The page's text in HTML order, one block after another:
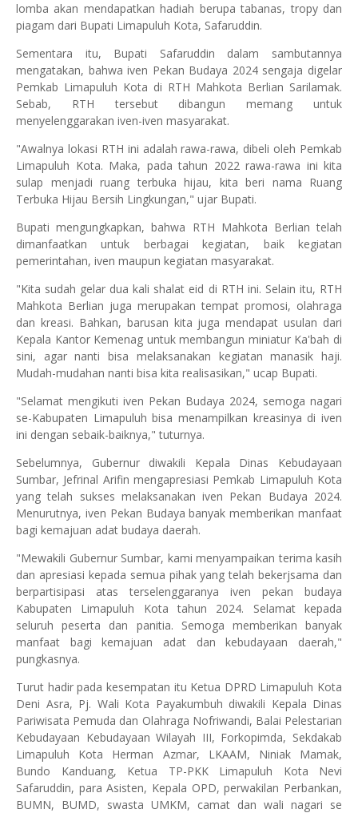
lomba akan mendapatkan hadiah berupa tabanas, tropy dan
piagam dari Bupati Limapuluh Kota, Safaruddin.
Sementara itu, Bupati Safaruddin dalam sambutannya
mengatakan, bahwa iven Pekan Budaya 2024 sengaja digelar
Pemkab Limapuluh Kota di RTH Mahkota Berlian Sarilamak.
Sebab, RTH tersebut dibangun memang untuk
menyelenggarakan iven-iven masyarakat.
"Awalnya lokasi RTH ini adalah rawa-rawa, dibeli oleh Pemkab
Limapuluh Kota. Maka, pada tahun 2022 rawa-rawa ini kita
sulap menjadi ruang terbuka hijau, kita beri nama Ruang
Terbuka Hijau Bersih Lingkungan," ujar Bupati.
Bupati mengungkapkan, bahwa RTH Mahkota Berlian telah
dimanfaatkan untuk berbagai kegiatan, baik kegiatan
pemerintahan, iven maupun kegiatan masyarakat.
"Kita sudah gelar dua kali shalat eid di RTH ini. Selain itu, RTH
Mahkota Berlian juga merupakan tempat promosi, olahraga
dan kreasi. Bahkan, barusan kita juga mendapat usulan dari
Kepala Kantor Kemenag untuk membangun miniatur Ka'bah di
sini, agar nanti bisa melaksanakan kegiatan manasik haji.
Mudah-mudahan nanti bisa kita realisasikan," ucap Bupati.
"Selamat mengikuti iven Pekan Budaya 2024, semoga nagari
se-Kabupaten Limapuluh bisa menampilkan kreasinya di iven
ini dengan sebaik-baiknya," tuturnya.
Sebelumnya, Gubernur diwakili Kepala Dinas Kebudayaan
Sumbar, Jefrinal Arifin mengapresiasi Pemkab Limapuluh Kota
yang telah sukses melaksanakan iven Pekan Budaya 2024.
Menurutnya, iven Pekan Budaya banyak memberikan manfaat
bagi kemajuan adat budaya daerah.
"Mewakili Gubernur Sumbar, kami menyampaikan terima kasih
dan apresiasi kepada semua pihak yang telah bekerjsama dan
berpartisipasi atas terselenggaranya iven pekan budaya
Kabupaten Limapuluh Kota tahun 2024. Selamat kepada
seluruh peserta dan panitia. Semoga memberikan banyak
manfaat bagi kemajuan adat dan kebudayaan daerah,"
pungkasnya.
Turut hadir pada kesempatan itu Ketua DPRD Limapuluh Kota
Deni Asra, Pj. Wali Kota Payakumbuh diwakili Kepala Dinas
Pariwisata Pemuda dan Olahraga Nofriwandi, Balai Pelestarian
Kebudayaan Kebudayaan Wilayah III, Forkopimda, Sekdakab
Limapuluh Kota Herman Azmar, LKAAM, Niniak Mamak,
Bundo Kanduang, Ketua TP-PKK Limapuluh Kota Nevi
Safaruddin, para Asisten, Kepala OPD, perwakilan Perbankan,
BUMN, BUMD, swasta UMKM, camat dan wali nagari se